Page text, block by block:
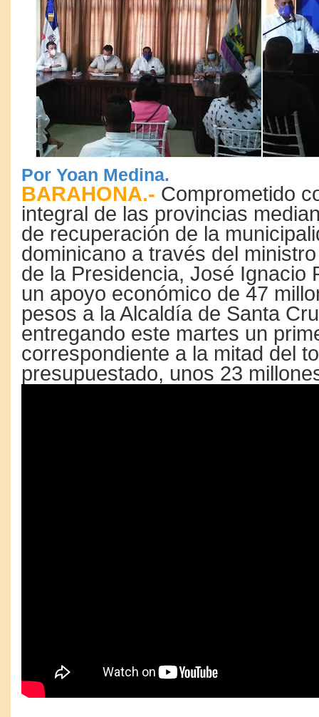
Por Yoan Medina.
BARAHONA.- Comprometido
integral de las provincias
de recuperación de la
dominicano a través del
de la Presidencia, José Ignacio
un apoyo económico de 47
pesos a la Alcaldía de Santa
entregando este martes un
correspondiente a la mitad del
presupuestado, unos 23